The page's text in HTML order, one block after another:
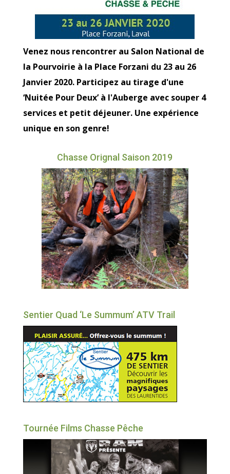
Venez nous rencontrer au Salon National de
la Pourvoirie à la Place Forzani du 23 au 26
Janvier 2020. Participez au tirage d'une
‘Nuitée Pour Deux’ à l'Auberge avec souper 4
services et petit déjeuner. Une expérience
unique en son genre!
Chasse Orignal Saison 2019
Sentier Quad ‘Le Summum’ ATV Trail
Tournée Films Chasse Pêche